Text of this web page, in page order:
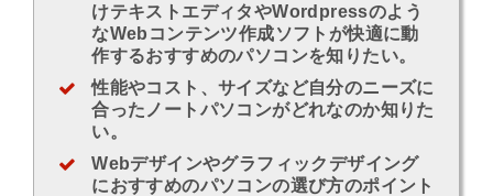
けテキストエディタやWordpressのよう
なWebコンテンツ作成ソフトが快適に動
作するおすすめのパソコンを知りたい。
性能やコスト、サイズなど自分のニーズに
合ったノートパソコンがどれなのか知りた
い。
Webデザインやグラフィックデザイング
におすすめのパソコンの選び方のポイント